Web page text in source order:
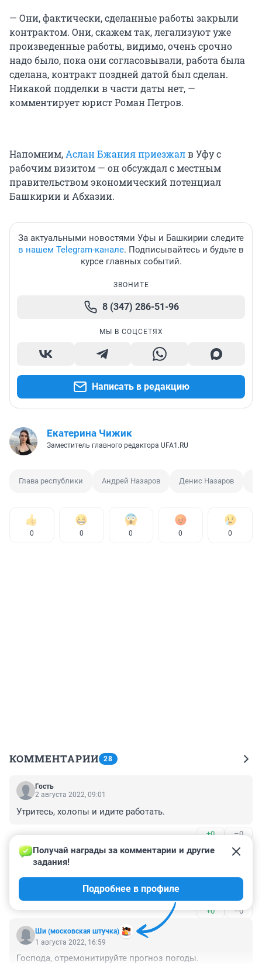
— Они, фактически, сделанные работы закрыли
контрактом. Они, скажем так, легализуют уже
произведенные работы, видимо, очень срочно
надо было, пока они согласовывали, работа была
сделана, контракт поздней датой был сделан.
Никакой подделки в части даты нет, —
комментирует юрист Роман Петров.
Напомним, Аслан Бжания приезжалв Уфу с
рабочим визитом — он обсуждал с местным
правительством экономический потенциал
Башкирии и Абхазии.
За актуальными новостями Уфы и Башкирии следите
в нашем Telegram-канале. Подписывайтесь и будьте в
курсе главных событий.
ЗВОНИТЕ
8 (347) 286-51-96
МЫ В СОЦСЕТЯХ
Написать в редакцию
Екатерина Чижик
Заместитель главного редактора UFA1.RU
Глава республики Андрей Назаров Денис Назаров
0 0 0 0 0
КОММЕНТАРИИ 28
Гость
2 августа 2022, 09:01
Утритесь, холопы и идите работать.
+0 –0
Гость
1 августа 2022, 17:19
Я всегда дразню народ. И потом смеюсь, живя в
своих хоромах за городом.
+0 –0
Ши (московская штучка)
Получай награды за комментарии и другие
задания!
Подробнее в профиле
1 августа 2022, 16:59
Господа, отремонитируйте прогноз погоды.